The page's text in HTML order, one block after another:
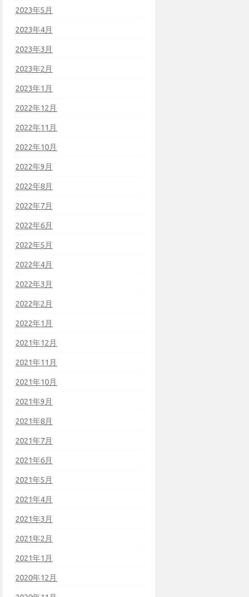
2023年5月
2023年4月
2023年3月
2023年2月
2023年1月
2022年12月
2022年11月
2022年10月
2022年9月
2022年8月
2022年7月
2022年6月
2022年5月
2022年4月
2022年3月
2022年2月
2022年1月
2021年12月
2021年11月
2021年10月
2021年9月
2021年8月
2021年7月
2021年6月
2021年5月
2021年4月
2021年3月
2021年2月
2021年1月
2020年12月